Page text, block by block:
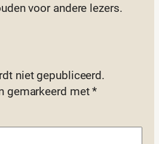
voor andere lezers.
niet gepubliceerd.
gemarkeerd met*